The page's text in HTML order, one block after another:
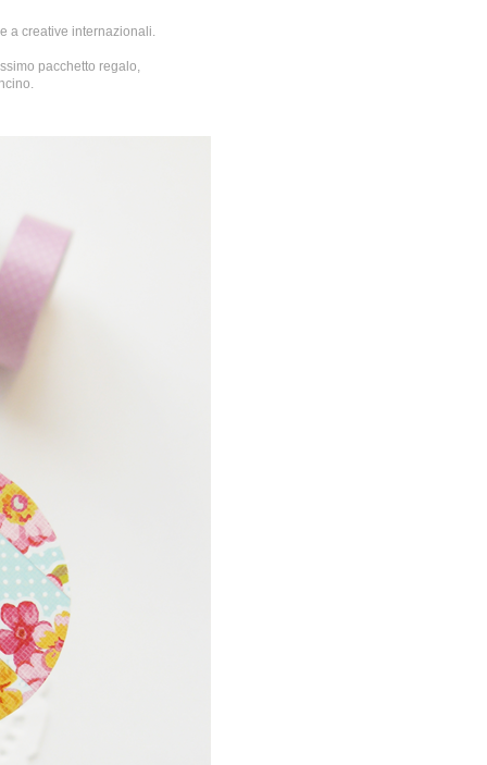
a creative internazionali.
pacchetto regalo,